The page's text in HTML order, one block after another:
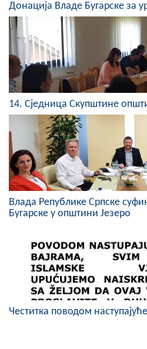
Пољопривреда
Туризам
Спорт
ЦИВИЛНА
Донација Владе Бугарске за
14. Сједница Скупштине
Влада Републике Српске
Бугарске у општини Језеро
Честитка поводом